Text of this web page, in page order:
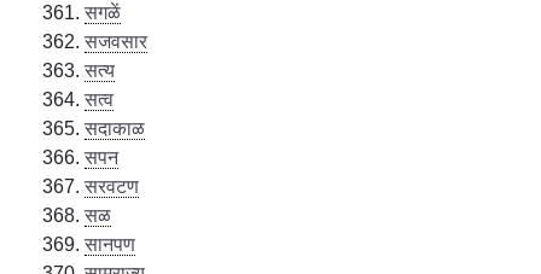
सगळें
सजवसार
सत्य
सत्व
सदाकाळ
सपन
सरवटण
सळ
सानपण